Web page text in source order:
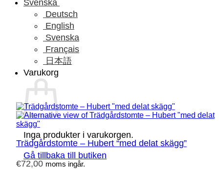
Svenska
Deutsch
English
Svenska
Français
日本語
Varukorg
Inga produkter i varukorgen.
Gå tillbaka till butiken
Trädgårdstomte – Hubert “med delat skägg”
€72,00 moms ingår.